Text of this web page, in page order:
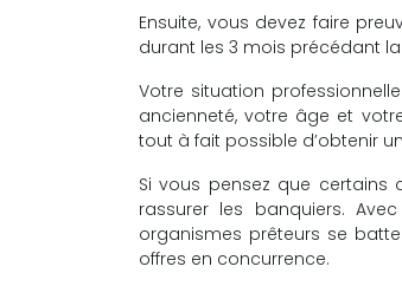
Ensuite, vous devez faire
durant les 3 mois précédant
Votre situation
ancienneté, votre âge et
tout à fait possible d’obtenir un
Si vous pensez que certains
rassurer les banquiers.
organismes prêteurs se
offres en concurrence.